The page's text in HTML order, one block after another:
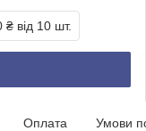
₴ від 10 шт.
Оплата Умови